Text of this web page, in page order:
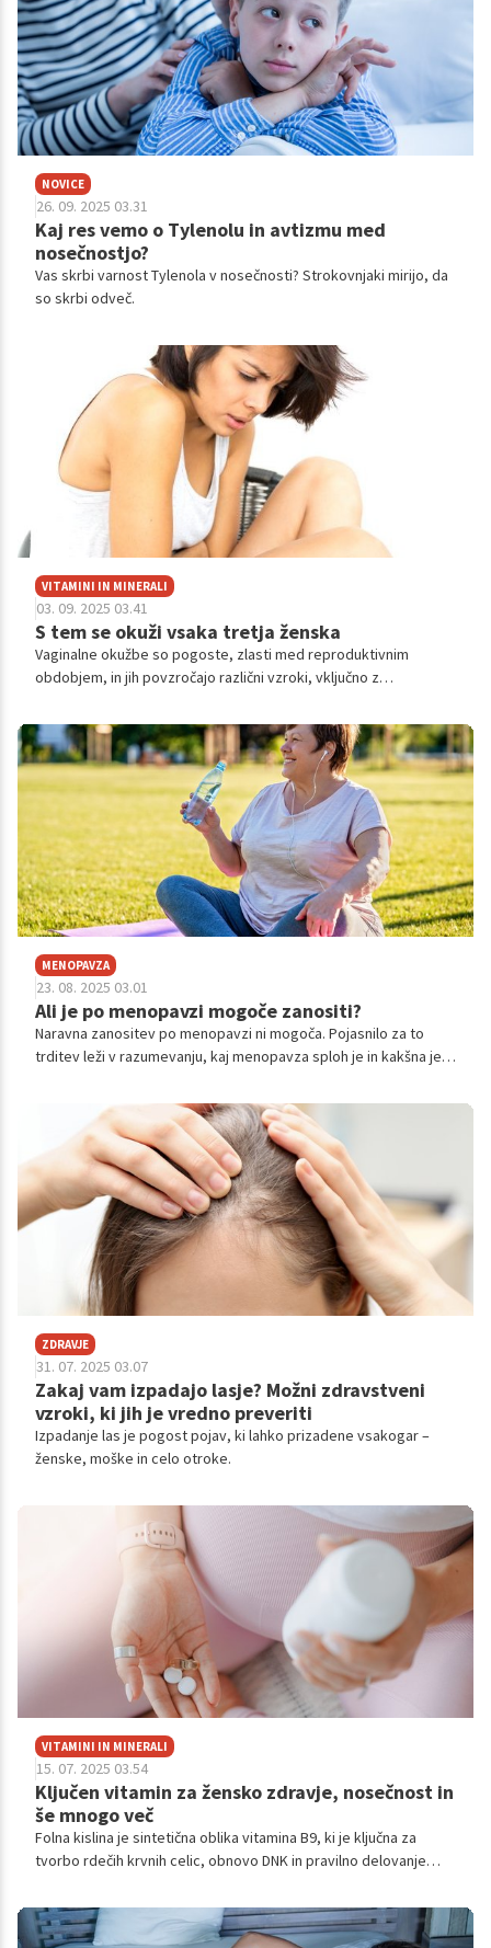
NOVICE
26. 09. 2025 03.31
Kaj res vemo o Tylenolu in avtizmu med
nosečnostjo?
Vas skrbi varnost Tylenola v nosečnosti? Strokovnjaki mirijo, da
so skrbi odveč.
VITAMINI IN MINERALI
03. 09. 2025 03.41
S tem se okuži vsaka tretja ženska
Vaginalne okužbe so pogoste, zlasti med reproduktivnim
obdobjem, in jih povzročajo različni vzroki, vključno z
pogosto vključujejo srbenje, pekoč občutek in spremembe v
izcedku. Pomembna je pravilna diagnoza za učinkovito
zdravljenje, ki se razlikuje glede na vrsto okužbe, ter skrb za
ustrezno higieno za preprečevanje.
MENOPAVZA
23. 08. 2025 03.01
Ali je po menopavzi mogoče zanositi?
Naravna zanositev po menopavzi ni mogoča. Pojasnilo za to
trditev leži v razumevanju, kaj menopavza sploh je in kakšna je
ZDRAVJE
31. 07. 2025 03.07
Zakaj vam izpadajo lasje? Možni zdravstveni
vzroki, ki jih je vredno preveriti
Izpadanje las je pogost pojav, ki lahko prizadene vsakogar –
ženske, moške in celo otroke.
VITAMINI IN MINERALI
15. 07. 2025 03.54
Ključen vitamin za žensko zdravje, nosečnost in
še mnogo več
Folna kislina je sintetična oblika vitamina B9, ki je ključna za
tvorbo rdečih krvnih celic, obnovo DNK in pravilno delovanje